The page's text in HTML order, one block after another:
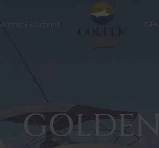
GOLDEN
Autres Excursions IGFA